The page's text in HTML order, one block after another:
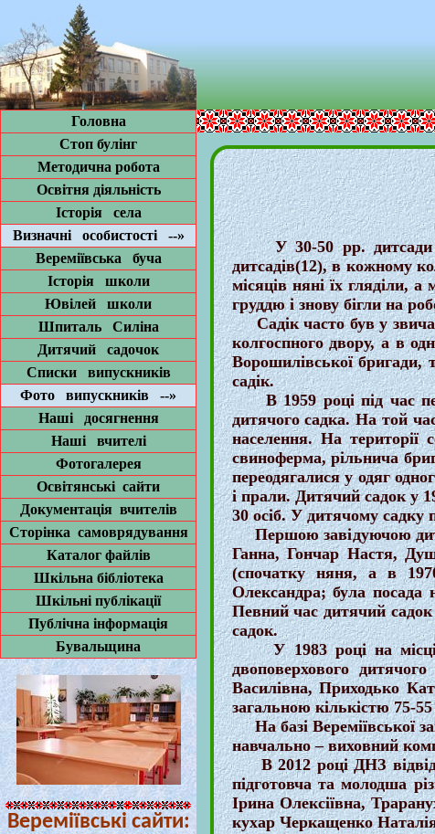
Головна
Стоп булінг
Методична робота
Освітня діяльність
Історія села
Визначні особистості --»
Вереміївська буча
Історія школи
Ювілей школи
Шпиталь Силіна
Дитячий садочок
Списки випускників
Фото випускників --»
Наші досягнення
Наші вчителі
Фотогалерея
Освітянські сайти
Документація вчителів
Сторінка самоврядування
Каталог файлів
Шкільна бібліотека
Шкільні публікації
Публічна інформація
Бувальщина
Вереміївські сайти:
У 30-50 рр. дитсади
дитсадів(12), в кожному
місяців няні їх гляділи,
груддю і знову бігли на
Садік часто був у
колгоспного двору, а в
Ворошилівської бригади,
садік.
В 1959 році під час
дитячого садка. На той
населення. На
свиноферма, рільнича
переодягалися у одяг
і прали. Дитячий садок у
30 осіб. У дитячому садку
Першою завідуючою
Ганна, Гончар Настя,
(спочатку няня, а в
Олександра; була посада
Певний час дитячий садок
садок.
У 1983 році на місці
двоповерхового
Василівна, Приходько
загальною кількістю 75-
На базі Вереміївської
навчально – виховний
В 2012 році ДНЗ
підготовча та молодша
Ірина Олексіївна,
кухар Черкащенко